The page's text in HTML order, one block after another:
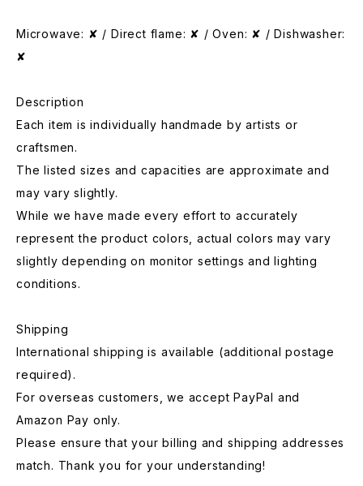
Microwave: ✘ / Direct flame: ✘ / Oven: ✘ / Dishwasher:
✘
Description
Each item is individually handmade by artists or
craftsmen.
The listed sizes and capacities are approximate and
may vary slightly.
While we have made every effort to accurately
represent the product colors, actual colors may vary
slightly depending on monitor settings and lighting
conditions.
Shipping
International shipping is available (additional postage
required).
For overseas customers, we accept PayPal and
Amazon Pay only.
Please ensure that your billing and shipping addresses
match. Thank you for your understanding!